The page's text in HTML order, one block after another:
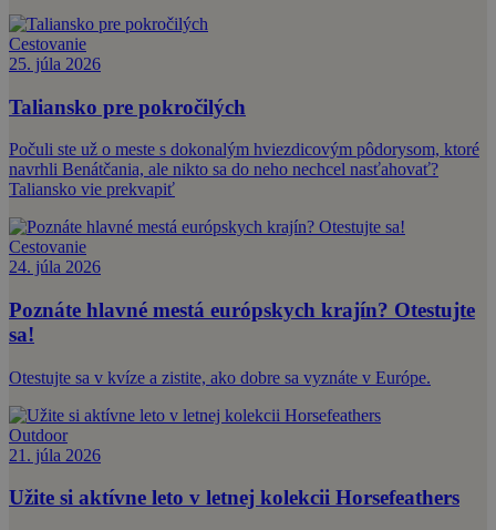
Cestovanie
25. júla 2026
Taliansko pre pokročilých
Počuli ste už o meste s dokonalým hviezdicovým pôdorysom, ktoré
navrhli Benátčania, ale nikto sa do neho nechcel nasťahovať?
Taliansko vie prekvapiť
Cestovanie
24. júla 2026
Poznáte hlavné mestá európskych krajín? Otestujte
sa!
Otestujte sa v kvíze a zistite, ako dobre sa vyznáte v Európe.
Outdoor
21. júla 2026
Užite si aktívne leto v letnej kolekcii Horsefeathers